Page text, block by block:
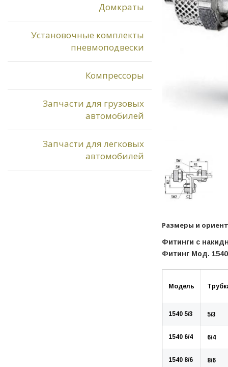
Домкраты
Установочные комплекты
пневмоподвески
Компрессоры
Запчасти для грузовых
автомобилей
Запчасти для легковых
автомобилей
Размеры и
Фитинги с
Фитинг Мод. 1540
Модель
1540 5/3 5/3
1540 6/4 6/4
1540 8/6 8/6